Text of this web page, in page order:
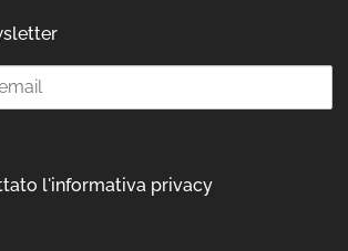
l'informativa privacy